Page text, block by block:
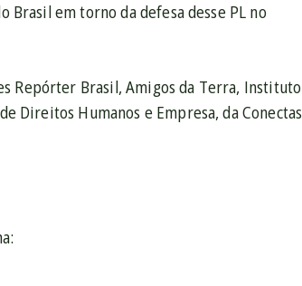
Brasil em torno da defesa desse PL no
Repórter Brasil, Amigos da Terra, Instituto
Direitos Humanos e Empresa, da Conectas